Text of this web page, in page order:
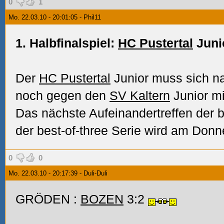
0 1
Mo. 22.03.10 - 20:01:05 - Phil11
1. Halbfinalspiel: HC Pustertal
Der HC Pustertal Junior muss sich
noch gegen den SV Kaltern Junior
Das nächste Aufeinandertreffen der
der best-of-three Serie wird am
0 0
Mo. 22.03.10 - 20:17:39 - Duli-Duli
GRÖDEN : BOZEN 3:2